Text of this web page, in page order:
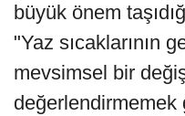
büyük önem
"Yaz sıcaklarının
mevsimsel bir
değerlendirmemek